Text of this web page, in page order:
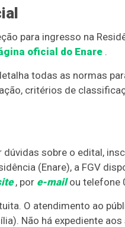
para ingresso na
oficial do Enare .
todas as normas
critérios de
dúvidas sobre o edital,
(Enare), a FGV
, por e-mail ou telefone
O atendimento ao
Não há expediente